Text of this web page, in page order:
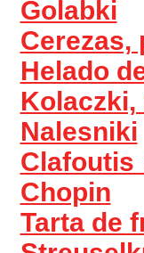
Golabki
Cerezas,
Helado
Kolaczki,
Nalesniki
Clafoutis
Chopin
Tarta de